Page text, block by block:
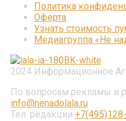
2024 Информационное
По вопросам рекламы и
info@nenadolala.ru
Тел. редакции
Политика
Оферта
Узнать стоимость
Медиагруппа «Не